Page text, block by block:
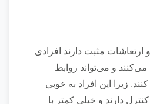
ارتعاشات مثبت دارند افرادی
و می‌تواند روابط
زیرا این افراد به خوبی
دارند و خیلی کمتر با